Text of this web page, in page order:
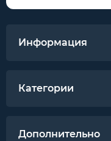
Информация
Категории
Дополнительно